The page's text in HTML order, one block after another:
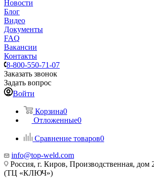
Новости
Блог
Видео
Документы
FAQ
Вакансии
Контакты
8-800-550-71-07
Заказать звонок
Задать вопрос
Войти
Корзина0
Отложенные0
Сравнение товаров0
info@top-weld.com
Россия, г. Киров, Производственная, дом
(ТЦ «КЛЮЧ»)